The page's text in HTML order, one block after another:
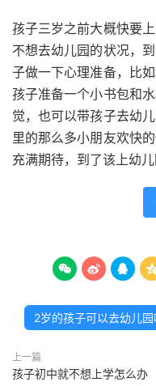
孩子三岁之前大概快要
不想去幼儿园的状况，
子做一下心理准备，比
孩子准备一个小书包和
觉，也可以带孩子去幼
里的那么多小朋友欢快
充满期待，到了该上幼
  
2岁的孩子可以去幼儿园
上一篇
孩子初中就不想上学怎么办